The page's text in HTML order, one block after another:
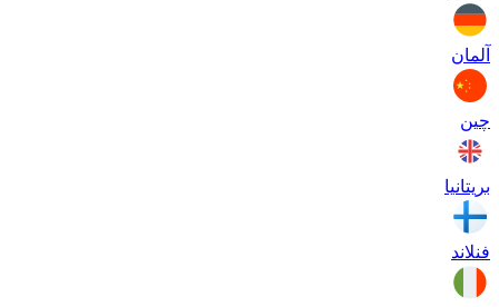
آلمان
چین
بریتانیا
فنلاند